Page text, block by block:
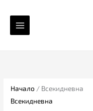
content
Начало / Всекидневна
Всекидневна